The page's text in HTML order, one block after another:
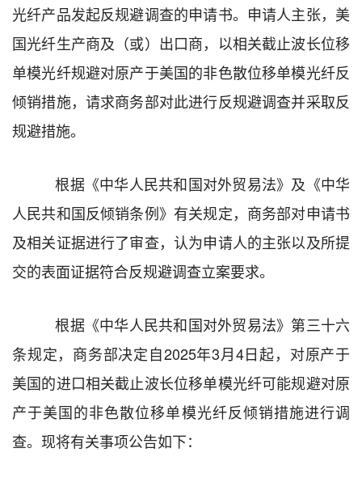
光纤产品发起反规避调查的申请书。 申请人主张， 美
国光纤生产商及（或）出口商， 以相关截止波长位移
单模光纤规避对原产于美国的非色散位移单模光纤反
倾销措施， 请求商务部对此进行反规避调查并采取反
规避措施。
根据《中华人民共和国对外贸易法》 及《中华
人民共和国反倾销条例》 有关规定，商务部对申请书
及相关证据进行了审查，认为申请人的主张以及所提
交的表面证据符合反规避调查立案要求。
根据《中华人民共和国对外贸易法》第三十六
条规定，商务部决定自2025年3月4日起，对原产于
美国的进口相关截止波长位移单模光纤可能规避对原
产于美国的非色散位移单模光纤反倾销措施进行调
查。现将有关事项公告如下：